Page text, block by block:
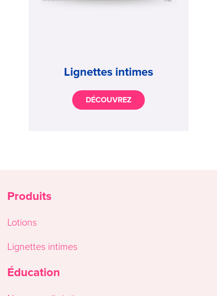
Lignettes intimes
DÉCOUVREZ
Produits
Lotions
Lignettes intimes
Éducation